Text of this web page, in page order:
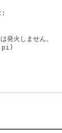
発火しません。